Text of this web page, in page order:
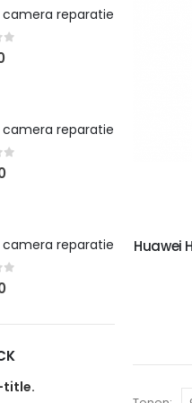
Huawei
reparatie
5
reparatie
5
reparatie
5
title.